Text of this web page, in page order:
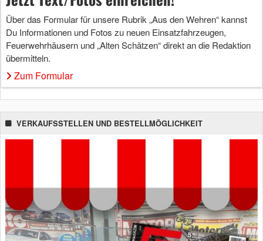
Über das Formular für unsere Rubrik „Aus den Wehren“ kannst
Du Informationen und Fotos zu neuen Einsatzfahrzeugen,
Feuerwehrhäusern und „Alten Schätzen“ direkt an die Redaktion
übermitteln.
Zum Formular
VERKAUFSSTELLEN UND BESTELLMÖGLICHKEIT